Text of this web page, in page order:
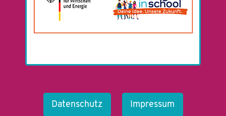
Datenschutz Impressum